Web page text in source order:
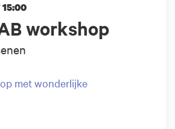
workshop
15:00
met wonderlijke